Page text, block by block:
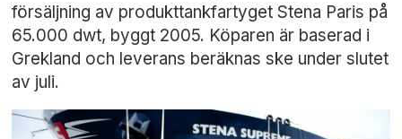
försäljning av produkttankfartyget Stena Paris på
65.000 dwt, byggt 2005. Köparen är baserad i
Grekland och leverans beräknas ske under slutet
av juli.